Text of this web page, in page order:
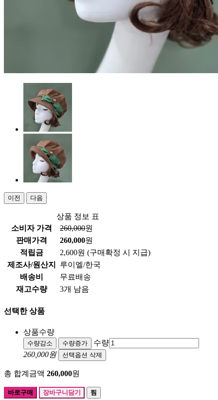
이전 다음
상품 정보 표
소비자 가격
260,000원
판매가격
260,000원
적립금
2,600원 (구매확정 시 지급)
제조사/원산지
루이엘/한국
배송비
무료배송
재고수량
3개 남음
선택한 상품
상품수량
수량감소 수량증가
수량
260,000원
선택옵션 삭제
총 합계금액 260,000원
바로구매 장바구니담기 찜